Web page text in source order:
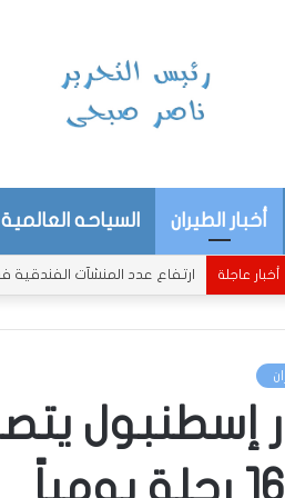
أخبار الطيران السياحه العالمية
أخبار عاجلة ارتفاع عدد المنشآت الفندقية في دول
إسطنبول